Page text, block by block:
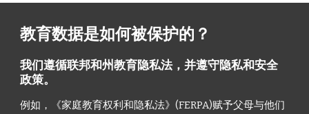
教育数据是如何被保护的？
我们遵循联邦和州教育隐私法，并遵守隐私和安全
政策。
例如，《家庭教育权利和隐私法》(FERPA)赋予父母与他们